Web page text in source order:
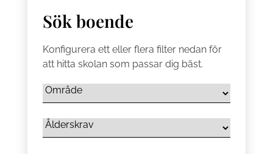
Sök boende
Konfigurera ett eller flera filter nedan för
att hitta skolan som passar dig bäst.